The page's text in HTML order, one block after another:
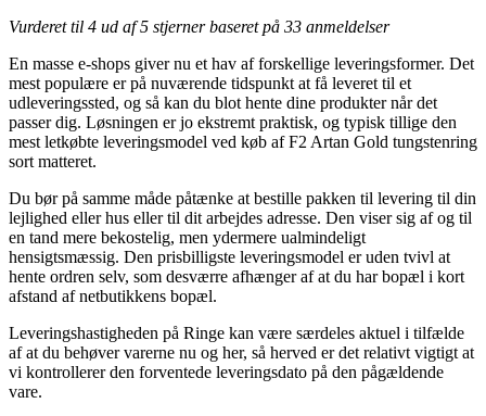
Vurderet til 4 ud af 5 stjerner baseret på 33 anmeldelser
En masse e-shops giver nu et hav af forskellige leveringsformer. Det
mest populære er på nuværende tidspunkt at få leveret til et
udleveringssted, og så kan du blot hente dine produkter når det
passer dig. Løsningen er jo ekstremt praktisk, og typisk tillige den
mest letkøbte leveringsmodel ved køb af F2 Artan Gold tungstenring
sort matteret.
Du bør på samme måde påtænke at bestille pakken til levering til din
lejlighed eller hus eller til dit arbejdes adresse. Den viser sig af og til
en tand mere bekostelig, men ydermere ualmindeligt
hensigtsmæssig. Den prisbilligste leveringsmodel er uden tvivl at
hente ordren selv, som desværre afhænger af at du har bopæl i kort
afstand af netbutikkens bopæl.
Leveringshastigheden på Ringe kan være særdeles aktuel i tilfælde
af at du behøver varerne nu og her, så herved er det relativt vigtigt at
vi kontrollerer den forventede leveringsdato på den pågældende
vare.